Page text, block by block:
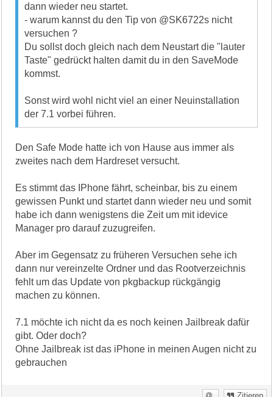
dann wieder neu startet.
- warum kannst du den Tip von @SK6722s nicht
versuchen ?
Du sollst doch gleich nach dem Neustart die "lauter
Taste" gedrückt halten damit du in den SaveMode
kommst.
Sonst wird wohl nicht viel an einer Neuinstallation
der 7.1 vorbei führen.
Den Safe Mode hatte ich von Hause aus immer als
zweites nach dem Hardreset versucht.
Es stimmt das IPhone fährt, scheinbar, bis zu einem
gewissen Punkt und startet dann wieder neu und somit
habe ich dann wenigstens die Zeit um mit idevice
Manager pro darauf zuzugreifen.
Aber im Gegensatz zu früheren Versuchen sehe ich
dann nur vereinzelte Ordner und das Rootverzeichnis
fehlt um das Update von pkgbackup rückgängig
machen zu können.
7.1 möchte ich nicht da es noch keinen Jailbreak dafür
gibt. Oder doch?
Ohne Jailbreak ist das iPhone in meinen Augen nicht zu
gebrauchen